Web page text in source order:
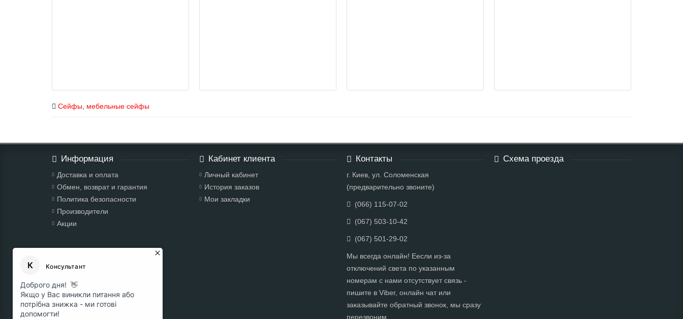
Сейфы мебельные сейфы
Информация
Доставка и оплата
Обмен, возврат и гарантия
Политика безопасности
Производители
Акции
Кабинет клиента
Личный кабинет
История заказов
Мои закладки
Контакты
г. Киев, ул. Соломенская
(предварительно звоните)
(066) 115-07-02
(067) 503-10-42
(067) 501-29-02
Мы всегда онлайн! Еесли из-за
отключений света по указанным
номерам с нами отсутствует связь -
пишите в Viber, онлайн чат или
заказывайте обратный звонок, мы сразу
перезвоним
Схема проезда